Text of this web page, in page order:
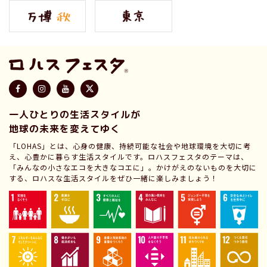
一人ひとりの生活スタイルが
地球の未来を変えてゆく
「LOHAS」とは、心身の健康、持続可能な社会や地球環境を大切に考
え、心豊かに暮らす生活スタイルです。ロハスフェスタのテーマは、
「みんなの小さなエコを大きなコエに」。かけがえのないものを大切に
する、ロハスな生活スタイルをぜひ一緒に楽しみましょう！